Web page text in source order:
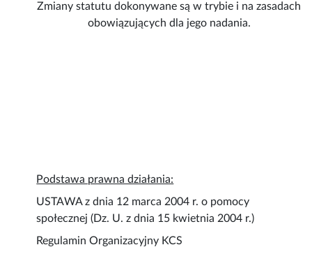
Zmiany statutu dokonywane są w trybie i na zasadach
obowiązujących dla jego nadania.
Podstawa prawna działania:
USTAWA z dnia 12 marca 2004 r. o pomocy
społecznej (Dz. U. z dnia 15 kwietnia 2004 r.)
Regulamin Organizacyjny KCS